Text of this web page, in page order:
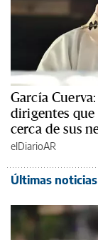
García
dirigentes que
cerca de sus
elDiarioAR
Últimas noticias